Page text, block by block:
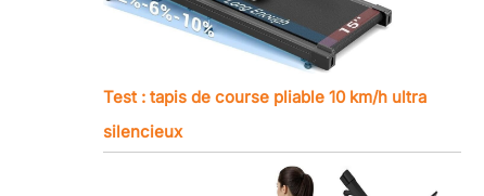
Test : tapis de course pliable 10 km/h ultra
silencieux